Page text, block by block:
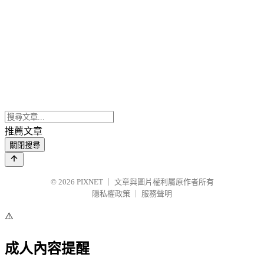
推薦文章
關閉搜尋
© 2026 PIXNET
文章與圖片權利屬原作者所有
隱私權政策
服務聲明
⚠️
成人內容提醒